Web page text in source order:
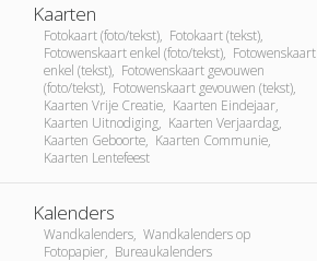
Kaarten
Fotokaart (foto/tekst), Fotokaart (tekst),
Fotowenskaart enkel (foto/tekst), Fotowenskaart
enkel (tekst), Fotowenskaart gevouwen
(foto/tekst), Fotowenskaart gevouwen (tekst),
Kaarten Vrije Creatie, Kaarten Eindejaar,
Kaarten Uitnodiging, Kaarten Verjaardag,
Kaarten Geboorte, Kaarten Communie,
Kaarten Lentefeest
Kalenders
Wandkalenders, Wandkalenders op
Fotopapier, Bureaukalenders